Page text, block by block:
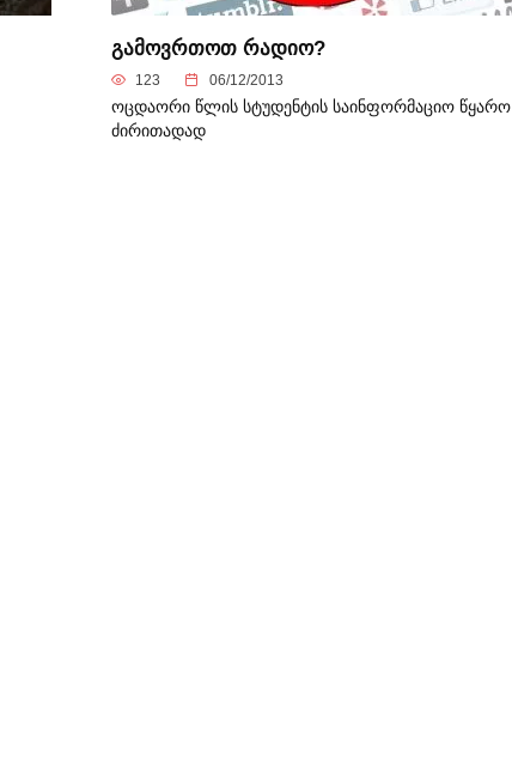
გამოვრთოთ რადიო?
123 06/12/2013
ოცდაორი წლის სტუდენტის საინფორმაციო წყარო
ძირითადად